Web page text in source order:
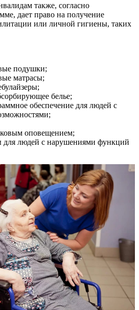
также, согласно
дает право на получение
или личной гигиены, таких
подушки;
матрасы;
белье;
обеспечение для людей с
оповещением;
для людей с нарушениями функций